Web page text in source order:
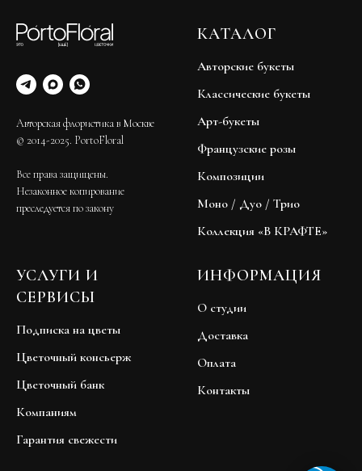
Авторская флористика в Москве
© 2014-2025. PortoFloral
Все права защищены.
Незаконное копирование
преследуется по закону
КАТАЛОГ
Авторские букеты
Классические букеты
Арт-букеты
Французские розы
Композиции
Моно / Дуо / Трио
Коллекция «В КРАФТЕ»
УСЛУГИ И
СЕРВИСЫ
Подписка на цветы
Цветочный консьерж
Цветочный банк
Компаниям
Гарантия свежести
ИНФОРМАЦИЯ
О студии
Доставка
Оплата
Контакты